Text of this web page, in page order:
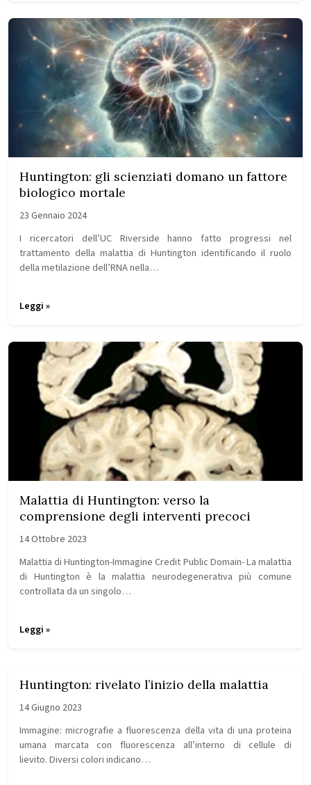
Huntington: gli scienziati domano un fattore
biologico mortale
23 Gennaio 2024
I ricercatori dell’UC Riverside hanno fatto progressi nel
trattamento della malattia di Huntington identificando il ruolo
della metilazione dell’RNA nella…
Leggi »
Malattia di Huntington: verso la
comprensione degli interventi precoci
14 Ottobre 2023
Malattia di Huntington-Immagine Credit Public Domain- La malattia
di Huntington è la malattia neurodegenerativa più comune
controllata da un singolo…
Leggi »
Huntington: rivelato l’inizio della malattia
14 Giugno 2023
Immagine: micrografie a fluorescenza della vita di una proteina
umana marcata con fluorescenza all’interno di cellule di
lievito. Diversi colori indicano…